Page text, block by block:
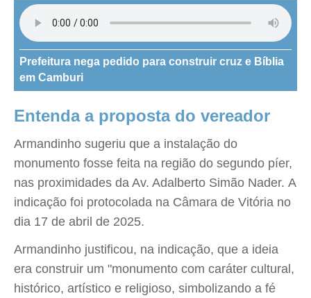
Prefeitura nega pedido para construir cruz e Bíblia
em Camburi
Entenda a proposta do vereador
Armandinho sugeriu que a instalação do
monumento fosse feita na região do segundo píer,
nas proximidades da Av. Adalberto Simão Nader. A
indicação foi protocolada na Câmara de Vitória no
dia 17 de abril de 2025.
Armandinho justificou, na indicação, que a ideia
era construir um "monumento com caráter cultural,
histórico, artístico e religioso, simbolizando a fé